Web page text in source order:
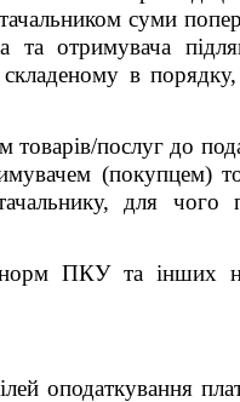
суми
та отримувача
в
послуг до
(покупцем)
для чого
ПКУ та інших
оподаткування